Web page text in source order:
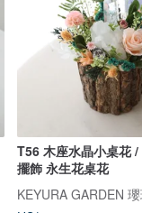
T56 木座水晶小桌花
擺飾 永生花桌花
KEYURA GARDEN